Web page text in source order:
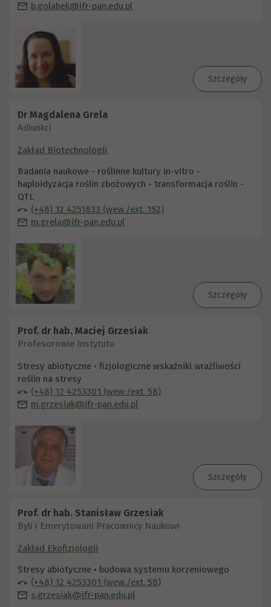
b.golabek@ifr-pan.edu.pl
Dr Magdalena Grela
Adiunkci
Zakład Biotechnologii
Badania naukowe - roślinne kultury in-vitro -
haploidyzacja roślin zbożowych - transformacja roślin -
QTL
Szczegóły
(+48) 12 4251833 (wew./ext. 152)
m.grela@ifr-pan.edu.pl
Prof. dr hab. Maciej Grzesiak
Profesorowie Instytutu
Stresy abiotyczne • fizjologiczne wskaźniki wrażliwości
roślin na stresy
Szczegóły
(+48) 12 4253301 (wew./ext. 58)
m.grzesiak@ifr-pan.edu.pl
Prof. dr hab. Stanisław Grzesiak
Byli i Emerytowani Pracownicy Naukowi
Zakład Ekofizjologii
Stresy abiotyczne • budowa systemu korzeniowego
Szczegóły
(+48) 12 4253301 (wew./ext. 58)
s.grzesiak@ifr-pan.edu.pl